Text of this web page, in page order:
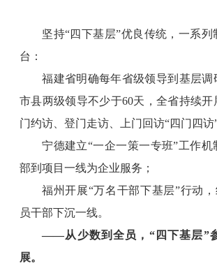
坚持“四下基层”优良传统，一系列
台：
福建省明确每年省级领导到基层调
市县两级领导不少于60天，全省持续
门约访、登门走访、上门回访“四门四访
宁德建立“一企一策一专班”工作
部到项目一线为企业服务；
福州开展“万名干部下基层”行动
员干部下沉一线。
——从少数到全员，“四下基层”
展。